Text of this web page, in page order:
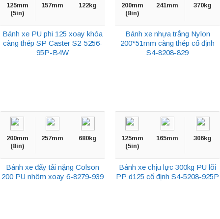
125mm
(5in)
157mm 122kg
Bánh xe PU phi 125 xoay khóa
càng thép SP Caster S2-5256-
95P-B4W
200mm
(8in)
241mm 370kg
Bánh xe nhựa trắng Nylon
200*51mm càng thép cố định
S4-8208-829
200mm
(8in)
257mm 680kg
Bánh xe đẩy tải nặng Colson
200 PU nhôm xoay 6-8279-939
125mm
(5in)
165mm 306kg
Bánh xe chịu lực 300kg PU lõi
PP d125 cố định S4-5208-925P